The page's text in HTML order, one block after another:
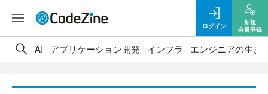
ログイン
新規
会員登録
AI アプリケーション開発 インフラ エンジニアの生き